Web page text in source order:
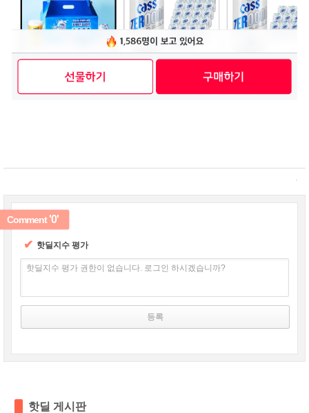
✔ 핫딜지수 평가
핫딜지수 평가 권한이 없습니다. 로그인 하시겠습니까?
Comment'0'
핫딜 게시판